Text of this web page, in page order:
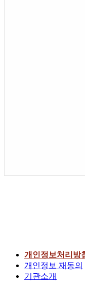
개인정보처리방
개인정보 재동의
기관소개